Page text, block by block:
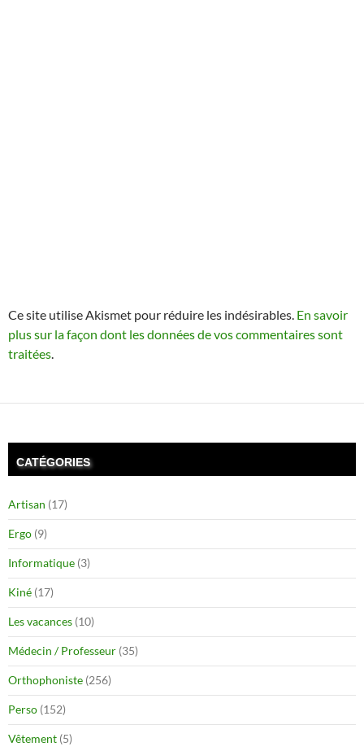
Ce site utilise Akismet pour réduire les indésirables. En savoir
plus sur la façon dont les données de vos commentaires sont
traitées
CATÉGORIES
Artisan (17)
Ergo (9)
Informatique (3)
Kiné (17)
Les vacances (10)
Médecin / Professeur (35)
Orthophoniste (256)
Perso (152)
Vêtement (5)